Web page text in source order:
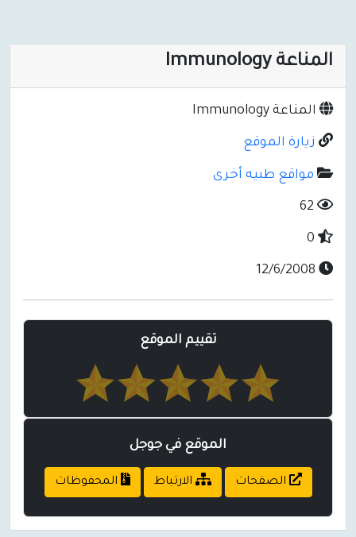
المناعة Immunology
المناعة Immunology
زيارة الموقع
مواقع طبيه أخرى
تقييم الموقع
الموقع في جوجل
الصفحات الارتباط المحفوظات